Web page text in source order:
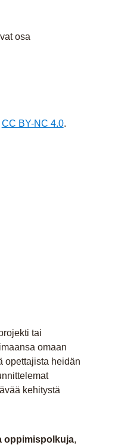
osa
CC BY-NC 4.0.
tai
omaan
opettajista heidän
kehitystä
oppimispolkuja,